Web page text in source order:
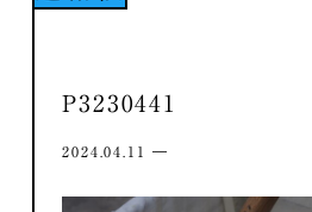
P3230441
2024.04.11 ―